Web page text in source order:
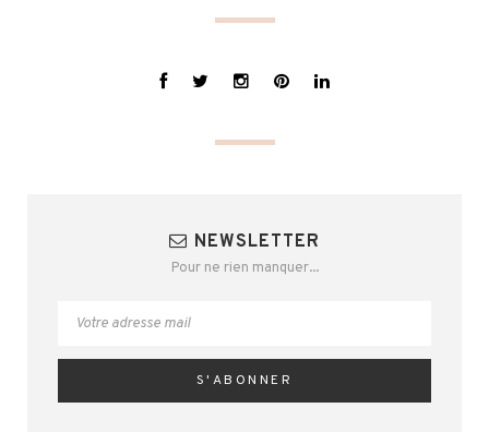
NEWSLETTER
Pour ne rien manquer...